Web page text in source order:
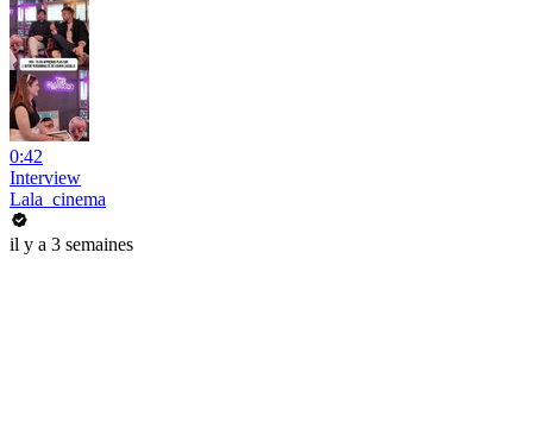
0:42
Interview
Lala_cinema
il y a 3 semaines